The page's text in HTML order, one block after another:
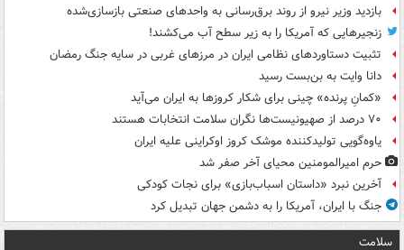
بازدید وزیر نیرو از روند برق‌رسانی به واحدهای صنعتی بازسازی‌شده
زنجیرهایی که آمریکا را به زیر سطح آب می‌کشند!
تثبیت دستاوردهای نظامی ایران در مرزهای غربی در سایه جنگ رمضان
دانا وایت به بن‌بست رسید
«کمانِ پرنده» چینی برای شکار کروزها به ایران می‌آید
۷۰ درصد از صهیونیست‌ها نگران سلامت انتخابات هستند
یاوه‌گویی تولیدکننده موشک کروز اوکراینی علیه ایران
حرم امیرالمومنین محیای آخر صفر شد
آخرین نبرد «داستان اسباب‌بازی» برای نجات کودکی
جنگ با ایران، آمریکا را به دشمن جهان تبدیل کرد
سلامت